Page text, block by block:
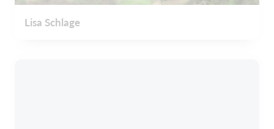
Lisa Schlage